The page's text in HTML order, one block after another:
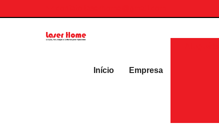
Início Empresa